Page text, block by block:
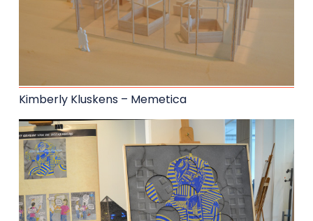
Kimberly Kluskens – Memetica